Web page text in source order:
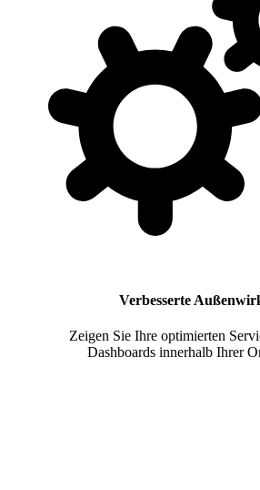
Verbesserte
Zeigen Sie Ihre optimierten
Dashboards innerhalb Ihrer